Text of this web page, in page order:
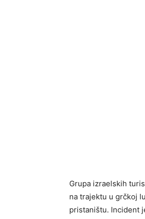
Grupa izraelskih
na trajektu u grčkoj
pristaništu. Incident